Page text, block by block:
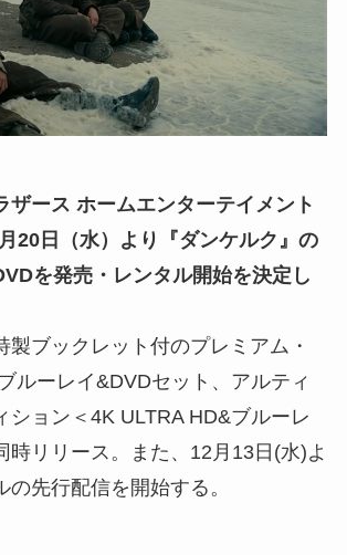
ザース ホームエンターテイメント
20日（水）より『ダンケルク』の
を発売・レンタル開始を決定し
製ブックレット付のプレミアム・
ルーレイ&DVDセット、アルティ
ション＜4K ULTRA HD&ブルーレ
時リリース。また、12月13日(水)よ
の先行配信を開始する。